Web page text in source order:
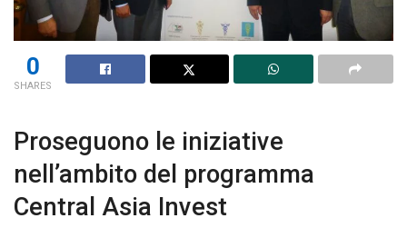
0
SHARES
Proseguono le iniziative
nell’ambito del programma
Central Asia Invest